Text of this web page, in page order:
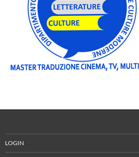
LOGIN